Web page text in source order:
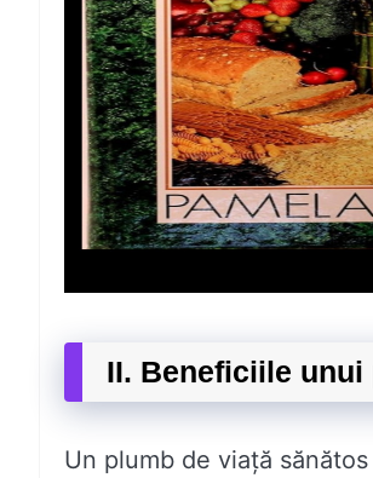
II. Beneficiile
Un plumb de viață